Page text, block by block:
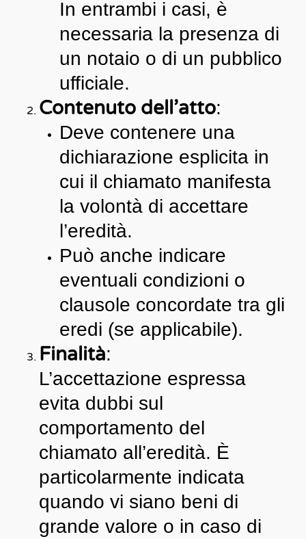
In entrambi i casi, è
necessaria la presenza di
un notaio o di un pubblico
ufficiale.
Contenuto dell’atto:
Deve contenere una
dichiarazione esplicita in
cui il chiamato manifesta
la volontà di accettare
l’eredità.
Può anche indicare
eventuali condizioni o
clausole concordate tra gli
eredi (se applicabile).
Finalità:
L’accettazione espressa
evita dubbi sul
comportamento del
chiamato all’eredità. È
particolarmente indicata
quando vi siano beni di
grande valore o in caso di